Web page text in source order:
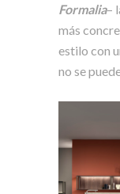
Formalia–
más
estilo con
no se